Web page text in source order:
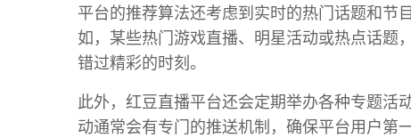
平台的推荐算法还考虑到实时的热门话题和节
如，某些热门游戏直播、明星活动或热点话题
错过精彩的时刻。
此外，红豆直播平台还会定期举办各种专题活
动通常会有专门的推送机制，确保平台用户第